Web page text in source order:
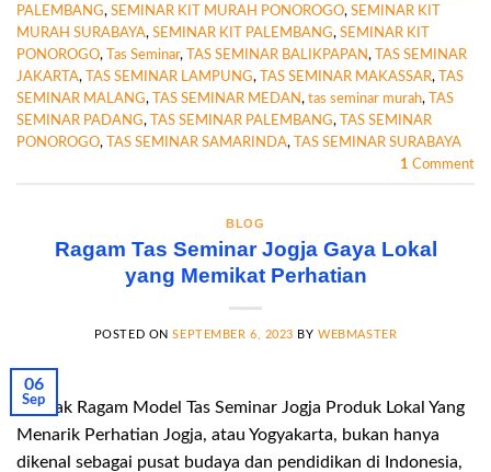
PALEMBANG, SEMINAR KIT MURAH PONOROGO, SEMINAR KIT
MURAH SURABAYA, SEMINAR KIT PALEMBANG, SEMINAR KIT
PONOROGO, Tas Seminar, TAS SEMINAR BALIKPAPAN,
TAS SEMINAR
JAKARTA, TAS SEMINAR LAMPUNG, TAS SEMINAR MAKASSAR,
TAS
SEMINAR MALANG, TAS SEMINAR MEDAN, tas seminar murah,
TAS
SEMINAR PADANG, TAS SEMINAR PALEMBANG,
TAS SEMINAR
PONOROGO, TAS SEMINAR SAMARINDA,
TAS SEMINAR SURABAYA
1 Comment
BLOG
Ragam Tas Seminar Jogja Gaya Lokal
yang Memikat Perhatian
POSTED ONSEPTEMBER 6, 2023 BYWEBMASTER
06
Sep
Banyak Ragam Model Tas Seminar Jogja Produk Lokal Yang
Menarik Perhatian Jogja, atau Yogyakarta, bukan hanya
dikenal sebagai pusat budaya dan pendidikan di Indonesia,